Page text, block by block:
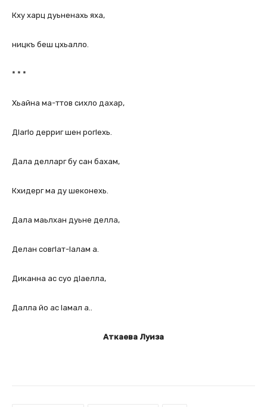
Кху харц дуьненахь яха,
ницкъ беш цхьалло.
* * *
Хьайна ма-ттов сихло дахар,
ДIагIо дерриг шен рогIехь.
Дала делларг бу сан бахам,
Кхидерг ма ду шеконехь.
Дала маьлхан дуьне делла,
Делан совгIат-Iалам а.
Диканна ас суо дIаелла,
Далла йо ас Iамал а..
Аткаева Луиза